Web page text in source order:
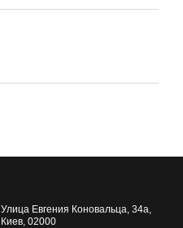
Улица Евгения Коновальца, 34а,
Киев, 02000